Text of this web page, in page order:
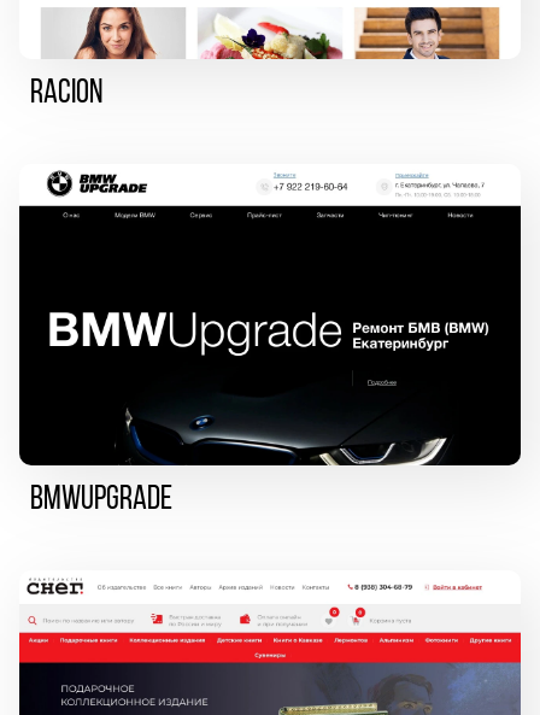
Racion
BMWUpgrade